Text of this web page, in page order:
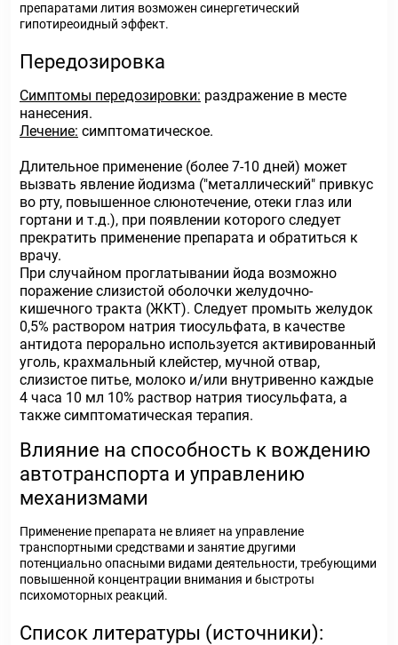
препаратами лития возможен синергетический
гипотиреоидный эффект.
Передозировка
Симптомы передозировки: раздражение в месте
нанесения.
Лечение: симптоматическое.
Длительное применение (более 7-10 дней) может
вызвать явление йодизма ("металлический" привкус
во рту, повышенное слюнотечение, отеки глаз или
гортани и т.д.), при появлении которого следует
прекратить применение препарата и обратиться к
врачу.
При случайном проглатывании йода возможно
поражение слизистой оболочки желудочно-
кишечного тракта (ЖКТ). Следует промыть желудок
0,5% раствором натрия тиосульфата, в качестве
антидота перорально используется активированный
уголь, крахмальный клейстер, мучной отвар,
слизистое питье, молоко и/или внутривенно каждые
4 часа 10 мл 10% раствор натрия тиосульфата, а
также симптоматическая терапия.
Влияние на способность к вождению
автотранспорта и управлению
механизмами
Применение препарата не влияет на управление
транспортными средствами и занятие другими
потенциально опасными видами деятельности, требующими
повышенной концентрации внимания и быстроты
психомоторных реакций.
Список литературы (источники):